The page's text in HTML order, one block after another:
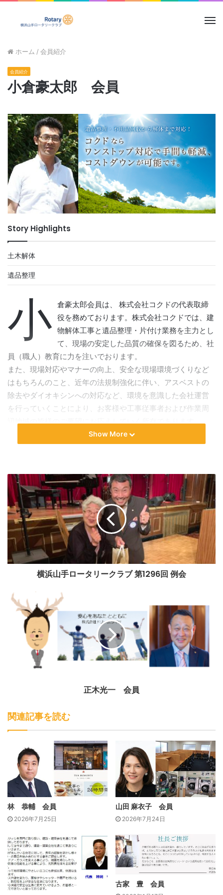
メ
ホーム / 会員紹介
会員紹介
小倉豪太郎 会員
Story Highlights
土木解体
遺品整理
小 倉豪太郎会員は、 株式会社コクドの代表取締
役を務めております。株式会社コクドでは、建
物解体工事と遺品整理・片付け業務を主力とし
て、現場の安定した品質の確保を図るため、社
員（職人）教育に力を注いでおります。
また、現場対応やマナーの向上、安全な現場環境づくりなど
はもちろんのこと、近年の法規制強化に伴い、アスベストの
除去やダイオキシンへの対応など、環境を意識した会社運営
を行っていくことにより、お客様や工事従事者および作業周
コクドのこだわり
土木解体、遺品整理、不用品回収を行っている株式会社コク
ド。
コクドのワンストップ対応は、手間の軽減やコストカットだ
けでなく、 お客様の安心も実現いたします。
コクドでは外構工事も可能ですので、まずはお気軽にお問い
合わせください。
コクドでは、土木解体・遺品整理・不用品回収と幅広い事業
を行っております。そのため、「遺品整理の後に解体工事も
してほしい」「遺品整理と不用品回収を一緒にしてほしい」
など、お客様のご要望に柔軟にお応えすることが可能です。
また、土木解体・遺品整理・不用品回収をコクド一社におま
計な費用を省くことができます。コクドのワンストップ対応
る」と、多くのお客様からご好評の声をいただいておりま
す。
コクドには、建築施工管理技士や土木施工管理技士といった
専門資格を持つスタッフが在籍しております。そのため、外
にしたい」「不用品を回収してできたスペースに塀を作りた
い」といったご希望にも、ワンストップで対応いたします。
解体工事や遺品整理、不用品回収後の建物や土地を、新しく
活用したいとお考えのお客様は少なくありません。コクドで
Show More
横浜山手ロータリークラブ 第1296回 例会
正木光一 会員
関連記事を読む
林 恭輔 会員
2026年7月25日
山田 麻衣子 会員
2026年7月24日
古家 豊 会員